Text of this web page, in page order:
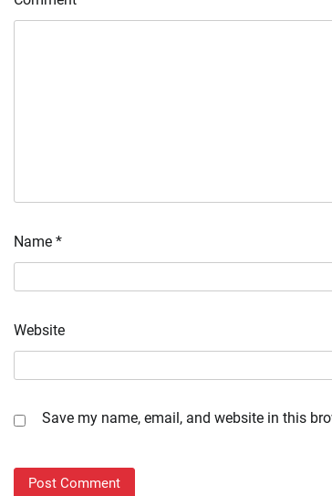
Name *
Website
Save my name, email, and website in this